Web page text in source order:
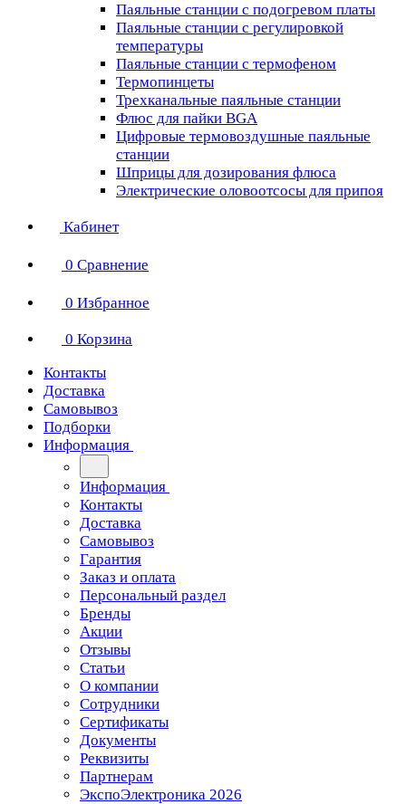
Паяльные станции с подогревом платы
Паяльные станции с регулировкой
температуры
Паяльные станции с термофеном
Термопинцеты
Трехканальные паяльные станции
Флюс для пайки BGA
Цифровые термовоздушные паяльные
станции
Шприцы для дозирования флюса
Электрические оловоотсосы для припоя
Кабинет
0 Сравнение
0 Избранное
0 Корзина
Контакты
Доставка
Самовывоз
Подборки
Информация
Информация
Контакты
Доставка
Самовывоз
Гарантия
Заказ и оплата
Персональный раздел
Бренды
Акции
Отзывы
Статьи
О компании
Сотрудники
Сертификаты
Документы
Реквизиты
Партнерам
ЭкспоЭлектроника 2026